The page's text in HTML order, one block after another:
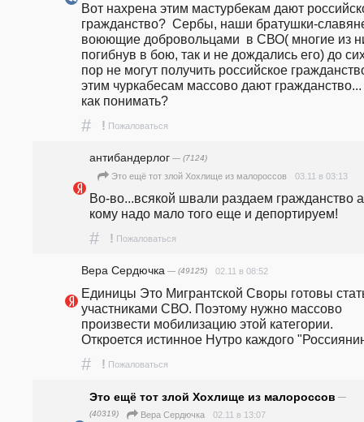
Вот нахрена этим мастурбекам дают
гражданство?  Сербы, наши братушки-
воюющие добровольцами  в СВО( многие из
погибнув в бою, так и не дождались его) до
пор не могут получить российское
этим чуркабесам массово дают
как понимать?
# ! Пожаловаться
антибандерлог — (7124)
Это ещё тот злой Хохлище из малороссов 03.11 в 03:13
Во-во...всякой швали раздаем гражданство а
кому надо мало того еще и депортируем!
# ! Пожаловаться
Вера Сердючка — (49125) 02.11 в 08:52
Единицы Это Мигрантской Своры готовы
участниками СВО. Поэтому нужно массово
произвести мобилизацию этой категории.
Откроется истинное Нутро каждого
# ! Пожаловаться
Это ещё тот злой Хохлище из малороссов —
(40319)
Вера Сердючка 02.11 в 13:07